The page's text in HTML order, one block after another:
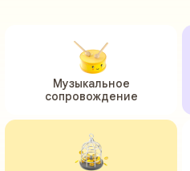
Музыкальное
сопровождение